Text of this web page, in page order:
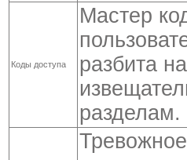
Коды доступа
Мастер
разбита
разделам.